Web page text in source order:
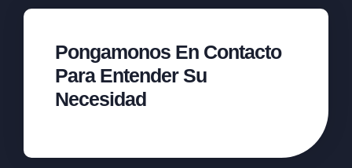
Pongamonos En Contacto
Para Entender Su
Necesidad